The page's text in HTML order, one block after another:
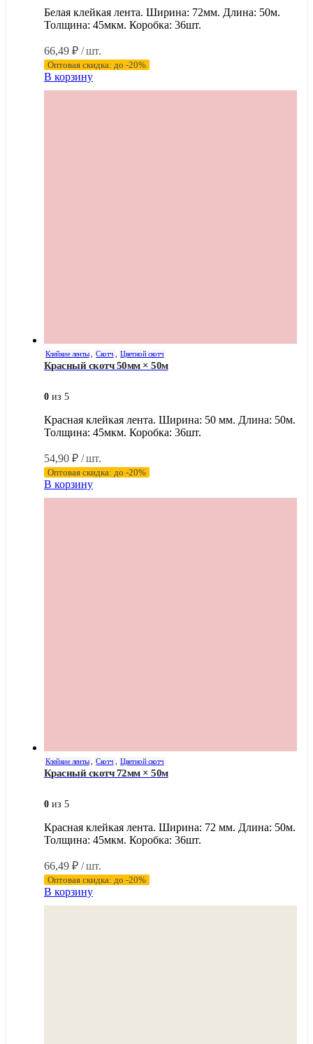
Белая клейкая лента. Ширина: 72мм. Длина: 50м.
Толщина: 45мкм. Коробка: 36шт.
66,49 ₽ / шт.
Оптовая скидка: до -20%
В корзину
Клейкие ленты, Скотч , Цветной скотч
Красный скотч 50мм × 50м
0 из 5
Красная клейкая лента. Ширина: 50 мм. Длина: 50м.
Толщина: 45мкм. Коробка: 36шт.
54,90 ₽ / шт.
Оптовая скидка: до -20%
В корзину
Клейкие ленты, Скотч , Цветной скотч
Красный скотч 72мм × 50м
0 из 5
Красная клейкая лента. Ширина: 72 мм. Длина: 50м.
Толщина: 45мкм. Коробка: 36шт.
66,49 ₽ / шт.
Оптовая скидка: до -20%
В корзину